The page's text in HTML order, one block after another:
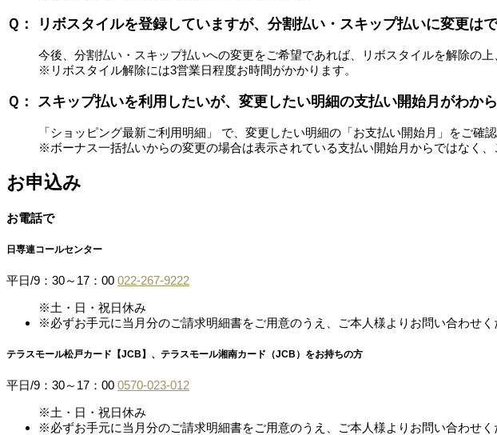
Ｑ： リボスタイルを登録していますが、分割払い・スキップ払いに変更は
今後、分割払い・スキップ払いへの変更をご希望であれば、リボスタイルを解除の
※リボスタイル解除には3営業日程度お時間がかかります。
Ｑ： スキップ払いを利用したいが、変更したい明細の支払い開始月がわから
「ショッピング最新ご利用明細」 で、変更したい明細の「お支払い開始月」をご確
※ボーナス一括払いからの変更の場合は表示されている支払い開始月からではなく
お申込み
お電話で
日専連コールセンター
平日/9：30～17：00 022-267-9222
※土・日・祝日休み
※必ずお手元に当月分のご請求明細書をご用意のうえ、ご本人様よりお問い合わせく
テラスモール松戸カード【JCB】、テラスモール湘南カード（JCB）をお持ちの方
平日/9：30～17：00 0570-023-012
※土・日・祝日休み
※必ずお手元に当月分のご請求明細書をご用意のうえ、ご本人様よりお問い合わせく